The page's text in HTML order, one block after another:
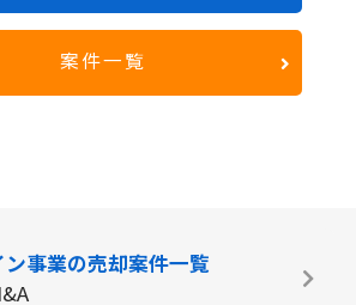
案件一覧
ン事業の売却案件一覧